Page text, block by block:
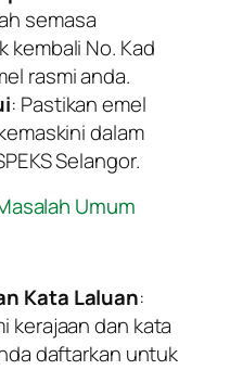
semasa
kembali No. Kad
rasmi anda.
: Pastikan emel
dalam
Selangor.
Umum
Kata Laluan:
kerajaan dan kata
daftarkan untuk